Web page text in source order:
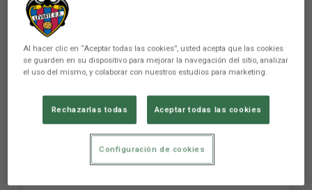
quedan dos balas y no
lo vamos a poner fácil"
sus impresiones acerca de la derrota frente al
Valencia CF en el derbi femenino. Al ser
preguntada por la presencia de un gran número
de aficionados en las gradas, S
Al hacer clic en “Aceptar todas las cookies”, usted acepta que las cookies
se guarden en su dispositivo para mejorar la navegación del sitio, analizar
el uso del mismo, y colaborar con nuestros estudios para marketing.
Rechazarlas todas Aceptar todas las cookies
Configuración de cookies